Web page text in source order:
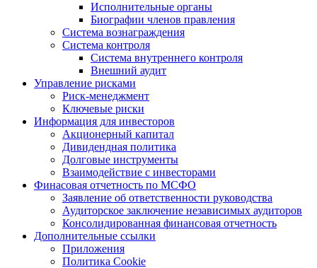
Исполнительные органы
Биографии членов правления
Система вознаграждения
Система контроля
Система внутреннего контроля
Внешний аудит
Управление рисками
Риск-менеджмент
Ключевые риски
Информация для инвесторов
Акционерный капитал
Дивидендная политика
Долговые инструменты
Взаимодействие с инвеcторами
Финасовая отчетность по МСФО
Заявление об ответственности руководства
Аудиторское заключение независимых аудиторов
Консолидированная финансовая отчетность
Дополнительные ссылки
Приложения
Политика Cookie